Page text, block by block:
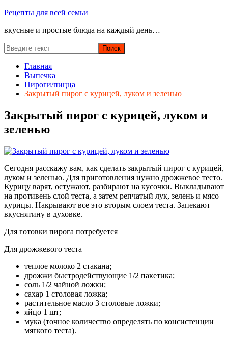
Перейти
содержимому
Рецепты для всей семьи
вкусные и простые блюда на каждый день…
Главная
Выпечка
Пироги/пицца
Закрытый пирог с курицей, луком и зеленью
Закрытый пирог с курицей, луком и
зеленью
Сегодня расскажу вам, как сделать закрытый пирог с курицей,
луком и зеленью. Для приготовления нужно дрожжевое тесто.
Курицу варят, остужают, разбирают на кусочки. Выкладывают
на противень слой теста, а затем репчатый лук, зелень и мясо
курицы. Накрывают все это вторым слоем теста. Запекают
вкуснятину в духовке.
Для готовки пирога потребуется
Для дрожжевого теста
теплое молоко 2 стакана;
дрожжи быстродействующие 1/2 пакетика;
соль 1/2 чайной ложки;
сахар 1 столовая ложка;
растительное масло 3 столовые ложки;
яйцо 1 шт;
мука (точное количество определять по консистенции
мягкого теста).